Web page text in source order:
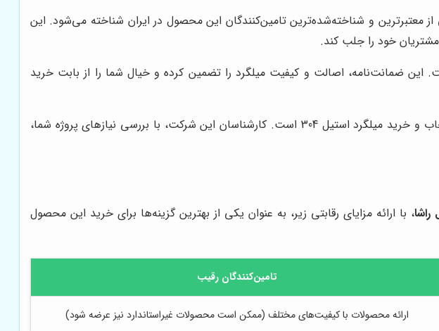
انواع مقاطع فولادی، از جمله میلگرد استیل 304، به عنوان یکی از معتبرترین و شناخته‌شده‌ترین تامین‌کنندگان این محصول در ایران شناخته می‌شود. این
خود را جلب کند.
این ضمانت‌نامه، اصالت و کیفیت میلگرد را تضمین کرده و خیال شما را از بابت خرید
با داشتن تیمی مجرب و متخصص، آماده ارائه مشاوره فنی به شما در زمینه انتخاب و خرید میلگرد استیل 304 است. کارشناسان این شرکت، با بررسی نیازهای پروژه شما،
راشا، با ارائه مزایای رقابتی زیر، به عنوان یکی از بهترین گزینه‌ها برای خرید این محصول
تامین‌کنندگان رقیب
ارائه محصولات با کیفیت‌های مختلف (ممکن است محصولات غیراستاندارد نیز عرضه شود)